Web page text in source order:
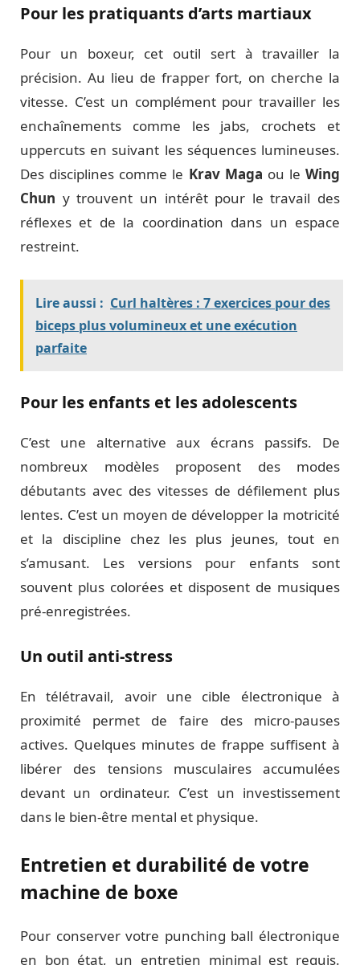
Pour les pratiquants d’arts martiaux
Pour un boxeur, cet outil sert à travailler la
précision. Au lieu de frapper fort, on cherche la
vitesse. C’est un complément pour travailler les
enchaînements comme les jabs, crochets et
uppercuts en suivant les séquences lumineuses.
Des disciplines comme le Krav Maga ou le Wing
Chun y trouvent un intérêt pour le travail des
réflexes et de la coordination dans un espace
restreint.
Lire aussi : Curl haltères : 7 exercices pour des
biceps plus volumineux et une exécution
parfaite
Pour les enfants et les adolescents
C’est une alternative aux écrans passifs. De
nombreux modèles proposent des modes
débutants avec des vitesses de défilement plus
lentes. C’est un moyen de développer la motricité
et la discipline chez les plus jeunes, tout en
s’amusant. Les versions pour enfants sont
souvent plus colorées et disposent de musiques
pré-enregistrées.
Un outil anti-stress
En télétravail, avoir une cible électronique à
proximité permet de faire des micro-pauses
actives. Quelques minutes de frappe suffisent à
libérer des tensions musculaires accumulées
devant un ordinateur. C’est un investissement
dans le bien-être mental et physique.
Entretien et durabilité de votre
machine de boxe
Pour conserver votre punching ball électronique
en bon état, un entretien minimal est requis.